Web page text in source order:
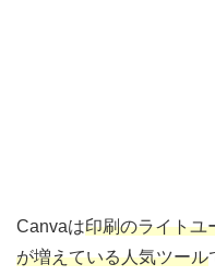
Canvaは印刷のライトユ
が増えている人気ツール